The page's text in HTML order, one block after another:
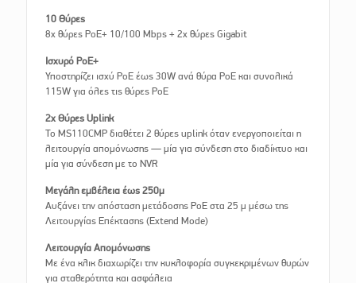
10 Θύρες
8x θύρες PoE+ 10/100 Mbps + 2x θύρες Gigabit
Ισχυρό PoE+
Υποστηρίζει ισχύ PoE έως 30W ανά θύρα PoE και συνολικά
115W για όλες τις θύρες PoE
2x Θύρες Uplink
Το MS110CMP διαθέτει 2 θύρες uplink όταν ενεργοποιείται η
λειτουργία απομόνωσης — μία για σύνδεση στο διαδίκτυο και
μία για σύνδεση με το NVR
Μεγάλη εμβέλεια έως 250μ
Αυξάνει την απόσταση μετάδοσης PoE στα 25 μ μέσω της
Λειτουργίας Επέκτασης (Extend Mode)
Λειτουργία Απομόνωσης
Με ένα κλικ διαχωρίζει την κυκλοφορία συγκεκριμένων θυρών
για σταθερότητα και ασφάλεια